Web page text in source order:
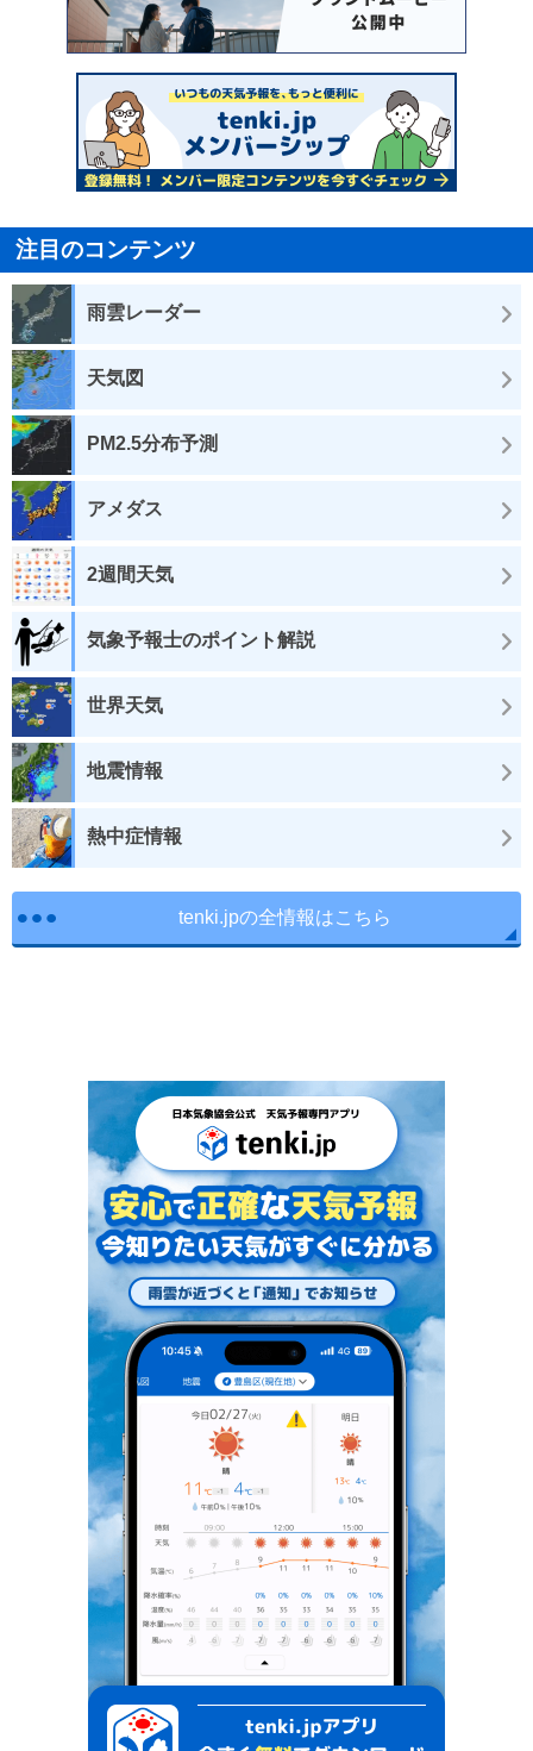
注目のコンテンツ
雨雲レーダー
天気図
PM2.5分布予測
アメダス
2週間天気
気象予報士のポイント解説
世界天気
地震情報
熱中症情報
tenki.jpの全情報はこちら